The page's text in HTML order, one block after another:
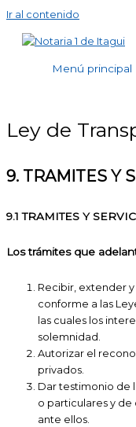
Ir al contenido
Menú principal
Ley de
9. TRAMITES Y
9.1 TRAMITES Y
Los trámites que
Recibir, extender
conforme a las
las cuales los
solemnidad.
Autorizar el
privados.
Dar testimonio de
o particulares y de
ante ellos.